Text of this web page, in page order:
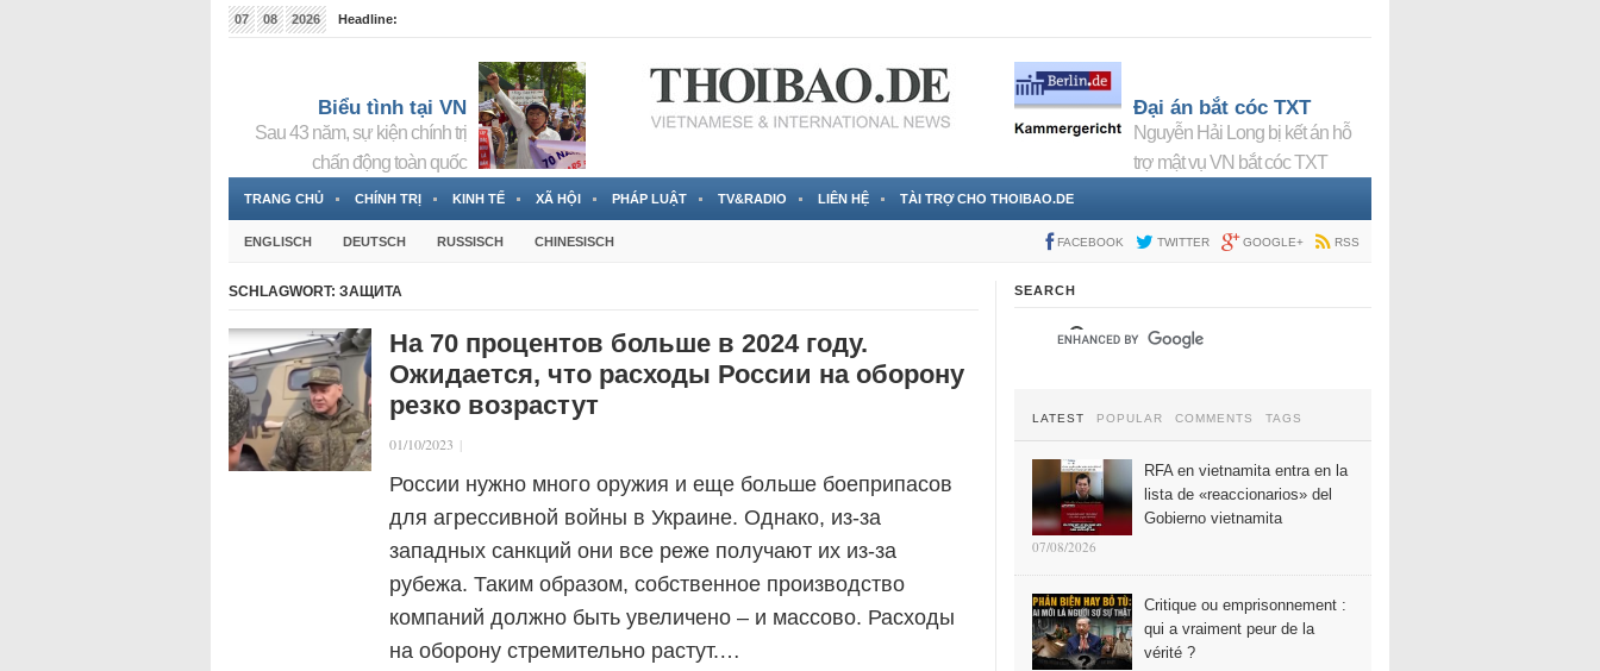
07 08 2026
Headline:
Biểu tình tại VN
Sau 43 năm, sự kiện chính trị
chấn động toàn quốc
Đại án bắt cóc TXT
Nguyễn Hải Long bị kết án hỗ
trợ mật vụ VN bắt cóc TXT
TRANG CHỦ CHÍNH TRỊ KINH TẾ XÃ HỘI PHÁP LUẬT TV&RADIO LIÊN HỆ TÀI TRỢ CHO THOIBAO.DE
ENGLISCH DEUTSCH RUSSISCH CHINESISCH FACEBOOK TWITTER GOOGLE+ RSS
SCHLAGWORT: ЗАЩИТА
На 70 процентов больше в 2024 году.
Ожидается, что расходы России на оборону
резко возрастут
01/10/2023 |
России нужно много оружия и еще больше боеприпасов
для агрессивной войны в Украине. Однако, из-за
западных санкций они все реже получают их из-за
рубежа. Таким образом, собственное производство
компаний должно быть увеличено – и массово. Расходы
на оборону стремительно растут.…
SEARCH
LATEST POPULAR COMMENTS TAGS
RFA en vietnamita entra en la
lista de «reaccionarios» del
Gobierno vietnamita
07/08/2026
Critique ou emprisonnement :
qui a vraiment peur de la
vérité ?